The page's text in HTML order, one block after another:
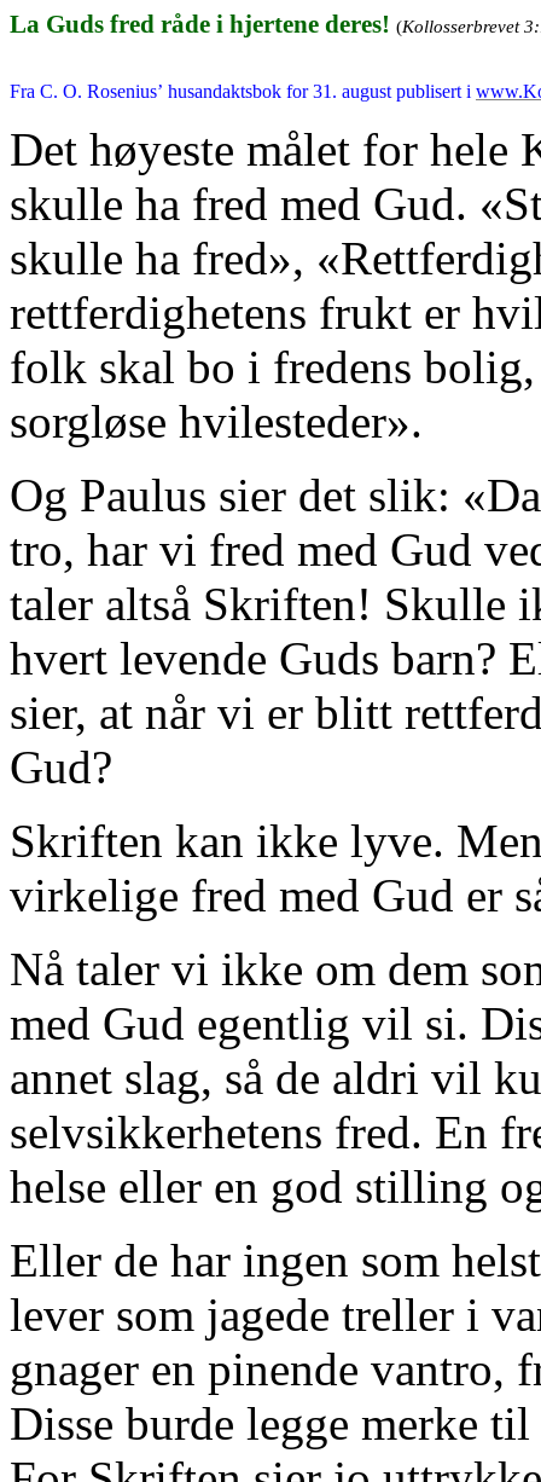
La Guds fred råde i hjertene deres! (Kollosserbrevet
Fra C. O. Rosenius’ husandaktsbok for 31. august publisert i
Det høyeste målet for
skulle ha fred med Gud.
skulle ha fred»,
rettferdighetens frukt er
folk skal bo i fredens
sorgløse hvilesteder».
Og Paulus sier det slik:
tro, har vi fred med Gud
taler altså Skriften! Skulle
hvert levende Guds barn?
sier, at når vi er blitt
Gud?
Skriften kan ikke lyve.
virkelige fred med Gud er
Nå taler vi ikke om dem
med Gud egentlig vil si.
annet slag, så de aldri vil
selvsikkerhetens fred. En
helse eller en god stilling
Eller de har ingen som
lever som jagede treller i
gnager en pinende
Disse burde legge merke